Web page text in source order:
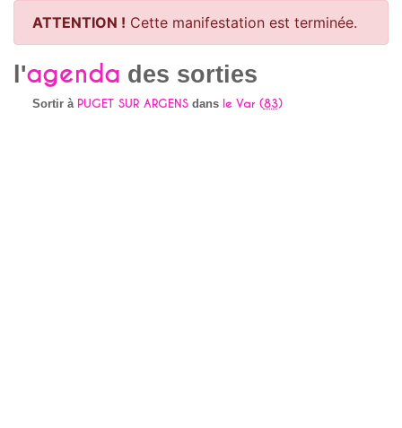
ATTENTION ! Cette manifestation est terminée.
l'agenda des sorties
Sortir à PUGET SUR ARGENSdans le Var (83)